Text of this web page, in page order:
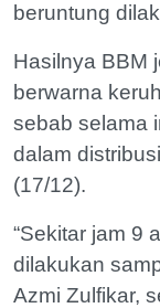
beruntung
Hasilnya BBM
berwarna
sebab selama
dalam
(17/12).
“Sekitar jam 9
dilakukan
Azmi Zulfikar,